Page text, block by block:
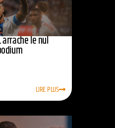
arrache le nul
LIRE PLUS